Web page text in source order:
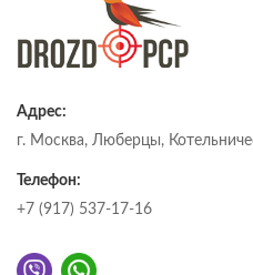
Адрес:
г. Москва, Люберцы,
Телефон:
+7 (917) 537-17-16